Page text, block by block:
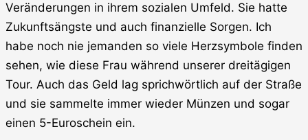
Veränderungen in ihrem sozialen Umfeld. Sie hatte
Zukunftsängste und auch finanzielle Sorgen. Ich
habe noch nie jemanden so viele Herzsymbole finden
sehen, wie diese Frau während unserer dreitägigen
Tour. Auch das Geld lag sprichwörtlich auf der Straße
und sie sammelte immer wieder Münzen und sogar
einen 5-Euroschein ein.